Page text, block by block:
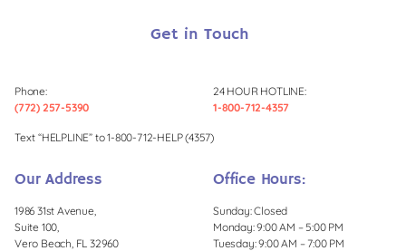
Get in Touch
Phone:
(772) 257-5390
24 HOUR HOTLINE:
1-800-712-4357
Text “HELPLINE” to 1-800-712-HELP (4357)
Our Address
1986 31st Avenue,
Suite 100,
Vero Beach, FL 32960
Office Hours:
Sunday: Closed
Monday: 9:00 AM – 5:00 PM
Tuesday: 9:00 AM – 7:00 PM